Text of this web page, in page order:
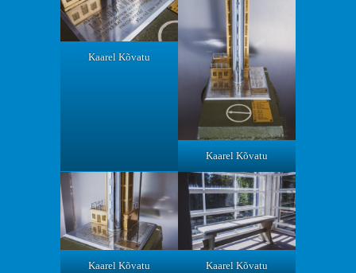
Kaarel Kõvatu
Kaarel Kõvatu
Kaarel Kõvatu Kaarel Kõvatu